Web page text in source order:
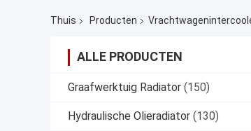
Thuis Producten
ALLE PRODUCTEN
Graafwerktuig Radiator (150)
Hydraulische Olieradiator (130)